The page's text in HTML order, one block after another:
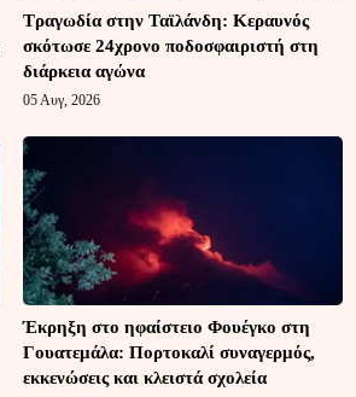
Τραγωδία στην Ταϊλάνδη: Κεραυνός
σκότωσε 24χρονο ποδοσφαιριστή στη
διάρκεια αγώνα
05 Αυγ, 2026
Έκρηξη στο ηφαίστειο Φουέγκο στη
Γουατεμάλα: Πορτοκαλί συναγερμός,
εκκενώσεις και κλειστά σχολεία